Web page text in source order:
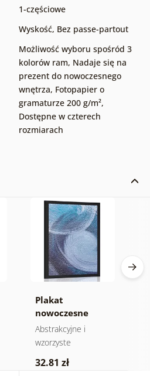
1-częściowe
Wyskość, Bez passe-partout
Możliwość wyboru spośród 3
kolorów ram, Nadaje się na
prezent do nowoczesnego
wnętrza, Fotopapier o
gramaturze 200 g/m²,
Dostępne w czterech
rozmiarach
Plakat
nowoczesne
abstrakcyjne
wzory
Abstrakcyjne i
wzorzyste
32.81 zł